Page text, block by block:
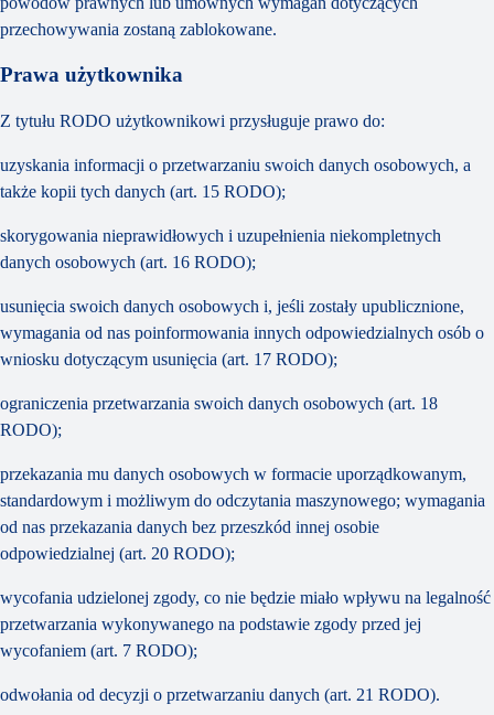
przechowywania zostaną zablokowane.
Prawa użytkownika
Z tytułu RODO użytkownikowi przysługuje prawo do:
uzyskania informacji o przetwarzaniu swoich danych osobowych, a
także kopii tych danych (art. 15 RODO);
skorygowania nieprawidłowych i uzupełnienia niekompletnych
danych osobowych (art. 16 RODO);
usunięcia swoich danych osobowych i, jeśli zostały upublicznione,
wymagania od nas poinformowania innych odpowiedzialnych osób o
wniosku dotyczącym usunięcia (art. 17 RODO);
ograniczenia przetwarzania swoich danych osobowych (art. 18
RODO);
przekazania mu danych osobowych w formacie uporządkowanym,
standardowym i możliwym do odczytania maszynowego; wymagania
od nas przekazania danych bez przeszkód innej osobie
odpowiedzialnej (art. 20 RODO);
wycofania udzielonej zgody, co nie będzie miało wpływu na legalność
przetwarzania wykonywanego na podstawie zgody przed jej
wycofaniem (art. 7 RODO);
odwołania od decyzji o przetwarzaniu danych (art. 21 RODO).